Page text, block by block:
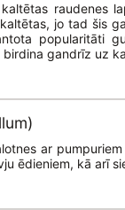
raudenes
jo tad šis
popularitāti
gandrīz uz
ar
ēdieniem, kā arī